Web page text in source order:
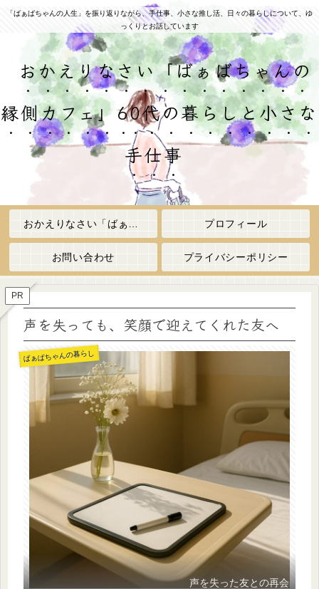
「ばぁばちゃんの人生」を振り返りながら、手仕事、小さな推し活、日々の暮らしについて、ゆ
っくりとお話しています
おかえりなさい「ばぁばちゃんの
縁側カフェ」60代の暮らしと小さな
手仕事
プロフィール
お問い合わせ プライバシーポリシー
PR
声を失っても、笑顔で迎えてくれた友へ
ばぁばちゃんの暮らし
声を失った友との再会